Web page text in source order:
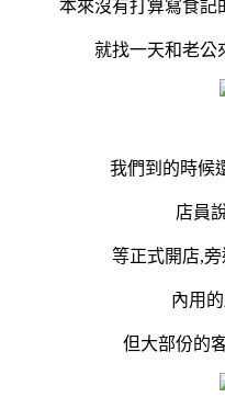
本來沒有打算寫食記
就找一天和老公
我們到的時候
店員
等正式開店,
內用
但大部份的